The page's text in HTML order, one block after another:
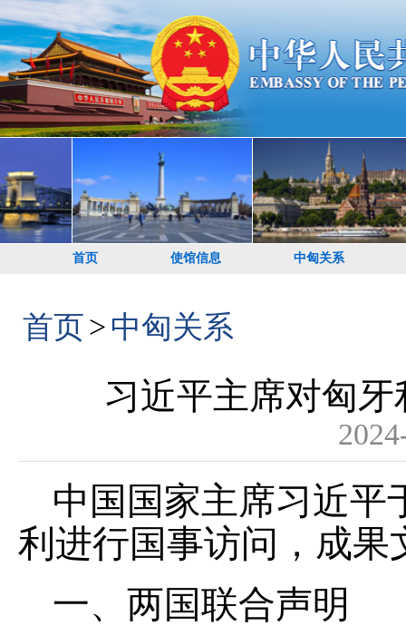
首页 使馆信息 中匈关系
首页>中匈关系
习近平主席对匈
中国国家主席习近平
利进行国事访问，成果
一、两国联合声明